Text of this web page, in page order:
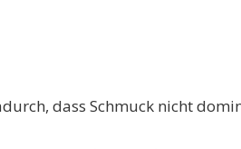
dass Schmuck nicht